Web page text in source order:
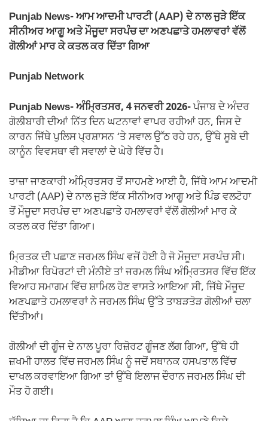
e
b
o
o
s
A
p
p
gr
a
m
y
Li
e
Punjab News- ਆਮ ਆਦਮੀ ਪਾਰਟੀ (AAP) ਦੇ ਨਾਲ ਜੁੜੇ ਇੱਕ
ਸੀਨੀਅਰ ਆਗੂ ਅਤੇ ਮੌਜੂਦਾ ਸਰਪੰਚ ਦਾ ਅਣਪਛਾਤੇ ਹਮਲਾਵਰਾਂ ਵੱਲੋਂ
ਗੋਲੀਆਂ ਮਾਰ ਕੇ ਕਤਲ ਕਰ ਦਿੱਤਾ ਗਿਆ
Punjab Network
Punjab News- ਅੰਮ੍ਰਿਤਸਰ, 4 ਜਨਵਰੀ 2026-ਪੰਜਾਬ ਦੇ ਅੰਦਰ
ਗੋਲੀਬਾਰੀ ਦੀਆਂ ਨਿੱਤ ਦਿਨ ਘਟਨਾਵਾਂ ਵਾਪਰ ਰਹੀਆਂ ਹਨ, ਜਿਸ ਦੇ
ਕਾਰਨ ਜਿੱਥੇ ਪੁਲਿਸ ਪ੍ਰਸ਼ਾਸਨ ‘ਤੇ ਸਵਾਲ ਉੱਠ ਰਹੇ ਹਨ, ਉੱਥੇ ਸੂਬੇ ਦੀ
ਕਾਨੂੰਨ ਵਿਵਸਥਾ ਵੀ ਸਵਾਲਾਂ ਦੇ ਘੇਰੇ ਵਿੱਚ ਹੈ।
ਤਾਜ਼ਾ ਜਾਣਕਾਰੀ ਅੰਮ੍ਰਿਤਸਰ ਤੋਂ ਸਾਹਮਣੇ ਆਈ ਹੈ, ਜਿੱਥੇ ਆਮ ਆਦਮੀ
ਪਾਰਟੀ (AAP) ਦੇ ਨਾਲ ਜੁੜੇ ਇੱਕ ਸੀਨੀਅਰ ਆਗੂ ਅਤੇ ਪਿੰਡ ਵਲਟੋਹਾ
ਤੋਂ ਮੌਜੂਦਾ ਸਰਪੰਚ ਦਾ ਅਣਪਛਾਤੇ ਹਮਲਾਵਰਾਂ ਵੱਲੋਂ ਗੋਲੀਆਂ ਮਾਰ ਕੇ
ਕਤਲ ਕਰ ਦਿੱਤਾ ਗਿਆ।
ਮ੍ਰਿਤਕ ਦੀ ਪਛਾਣ ਜਰਮਲ ਸਿੰਘ ਵਜੋਂ ਹੋਈ ਹੈ ਜੋ ਮੌਜੂਦਾ ਸਰਪੰਚ ਸੀ।
ਮੀਡੀਆ ਰਿਪੋਰਟਾਂ ਦੀ ਮੰਨੀਏ ਤਾਂ ਜਰਮਲ ਸਿੰਘ ਅੰਮ੍ਰਿਤਸਰ ਵਿੱਚ ਇੱਕ
ਵਿਆਹ ਸਮਾਗਮ ਵਿੱਚ ਸ਼ਾਮਿਲ ਹੋਣ ਵਾਸਤੇ ਆਇਆ ਸੀ, ਜਿੱਥੇ ਮੌਜੂਦ
ਅਣਪਛਾਤੇ ਹਮਲਾਵਰਾਂ ਨੇ ਜਰਮਲ ਸਿੰਘ ਉੱਤੇ ਤਾਬੜਤੋੜ ਗੋਲੀਆਂ ਚਲਾ
ਦਿੱਤੀਆਂ।
ਗੋਲੀਆਂ ਦੀ ਗੂੰਜ ਦੇ ਨਾਲ ਪੂਰਾ ਰਿਜ਼ੋਰਟ ਗੂੰਜਣ ਲੱਗ ਗਿਆ, ਉੱਥੇ ਹੀ
ਜ਼ਖਮੀ ਹਾਲਤ ਵਿੱਚ ਜਰਮਲ ਸਿੰਘ ਨੂੰ ਜਦੋਂ ਸਥਾਨਕ ਹਸਪਤਾਲ ਵਿੱਚ
ਦਾਖਲ ਕਰਵਾਇਆ ਗਿਆ ਤਾਂ ਉੱਥੇ ਇਲਾਜ ਦੌਰਾਨ ਜਰਮਲ ਸਿੰਘ ਦੀ
ਮੌਤ ਹੋ ਗਈ।